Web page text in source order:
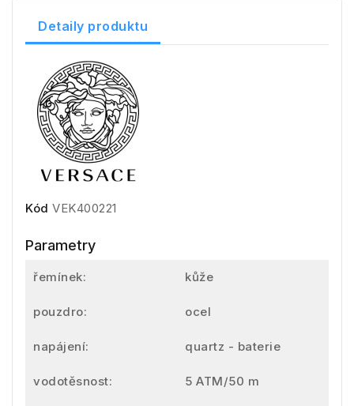
Detaily produktu
Kód VEK400221
Parametry
řemínek: kůže
pouzdro: ocel
napájení: quartz - baterie
vodotěsnost: 5 ATM/50 m